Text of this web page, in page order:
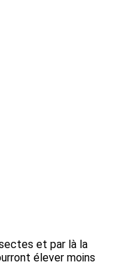
et par là la
élever moins